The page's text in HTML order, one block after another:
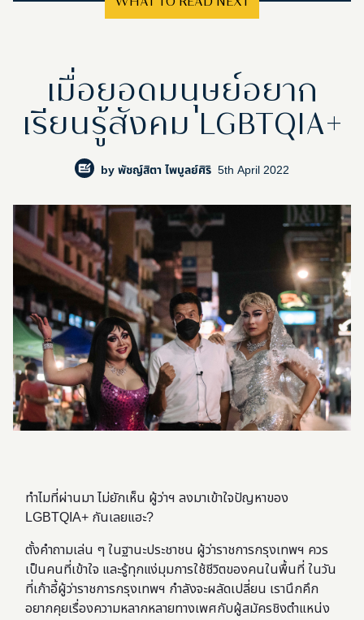
เมื่อยอดมนุษย์อยาก
เรียนรู้สังคม LGBTQIA+
byพัชญ์สิตา ไพบูลย์ศิริ 5th April 2022
ทำไมที่ผ่านมา ไม่ยักเห็น ผู้ว่าฯ ลงมาเข้าใจปัญหาของ
LGBTQIA+ กันเลยแฮะ?
ตั้งคำถามเล่น ๆ ในฐานะประชาชน ผู้ว่าราชการกรุงเทพฯ ควร
เป็นคนที่เข้าใจ และรู้ทุกแง่มุมการใช้ชีวิตของคนในพื้นที่ ในวัน
ที่เก้าอี้ผู้ว่าราชการกรุงเทพฯ กำลังจะผลัดเปลี่ยน เรานึกคึก
อยากคุยเรื่องความหลากหลายทางเพศกับผู้สมัครชิงตำแหน่ง